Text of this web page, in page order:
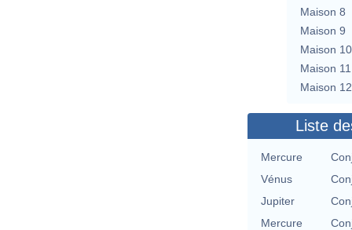
Maison 8
Maison 9
Maison 10
Maison 11
Maison 12
Liste
Mercure
Vénus
Jupiter
Mercure